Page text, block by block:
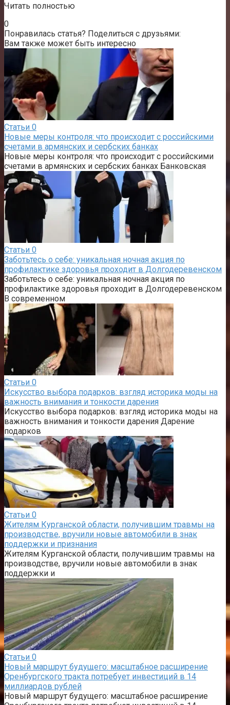
Читать полностью
0
Понравилась статья? Поделиться с друзьями:
Вам также может быть интересно
Статьи 0
Новые меры контроля: что происходит с российскими
счетами в армянских и сербских банках
Новые меры контроля: что происходит с российскими
счетами в армянских и сербских банках Банковская
Статьи 0
Заботьтесь о себе: уникальная ночная акция по
профилактике здоровья проходит в Долгодеревенском
Заботьтесь о себе: уникальная ночная акция по
профилактике здоровья проходит в Долгодеревенском
В современном
Статьи 0
Искусство выбора подарков: взгляд историка моды на
важность внимания и тонкости дарения
Искусство выбора подарков: взгляд историка моды на
важность внимания и тонкости дарения Дарение
подарков
Статьи 0
Жителям Курганской области, получившим травмы на
производстве, вручили новые автомобили в знак
поддержки и признания
Жителям Курганской области, получившим травмы на
производстве, вручили новые автомобили в знак
поддержки и
Статьи 0
Новый маршрут будущего: масштабное расширение
Оренбургского тракта потребует инвестиций в 14
миллиардов рублей
Новый маршрут будущего: масштабное расширение